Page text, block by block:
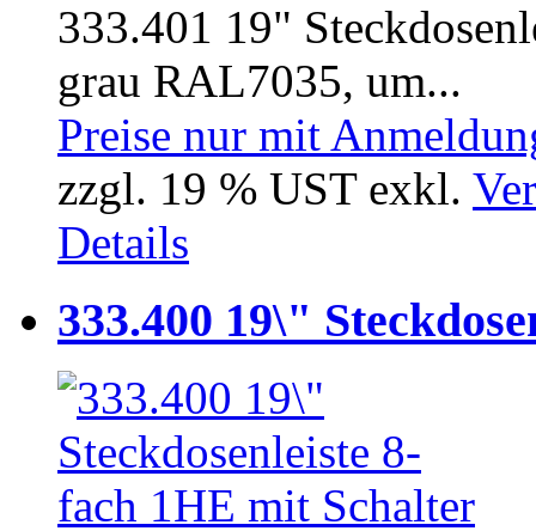
333.401 19"
grau RAL7035, um...
Preise nur mit
zzgl. 19 % UST exkl.
Details
333.400 19\"